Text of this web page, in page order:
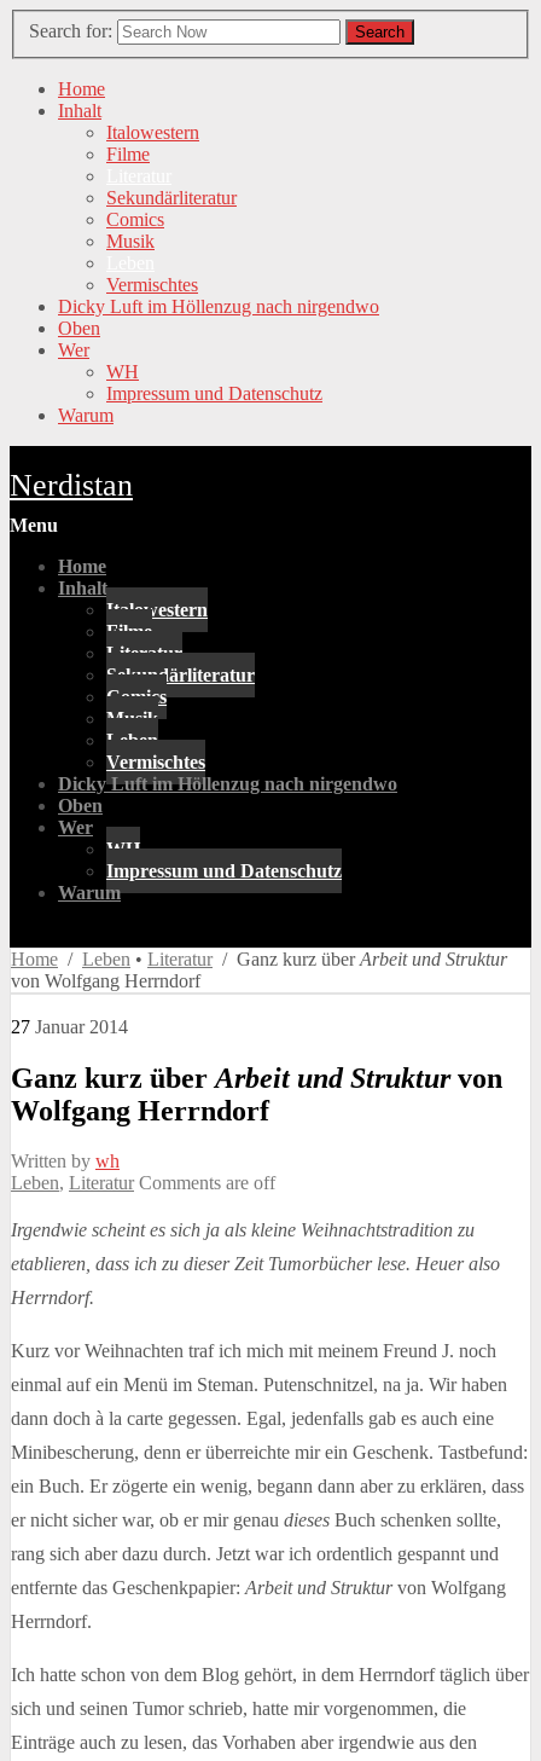
Search for: Search
Home
Inhalt
Italowestern
Filme
Sekundärliteratur
Comics
Musik
Vermischtes
Dicky Luft im Höllenzug nach nirgendwo
Oben
Wer
WH
Impressum und Datenschutz
Warum
Nerdistan
Menu
Home
Inhalt
Italowestern
Filme
Literatur
Sekundärliteratur
Comics
Musik
Leben
Vermischtes
Dicky Luft im Höllenzug nach nirgendwo
Oben
Wer
WH
Impressum und Datenschutz
Warum
Home / Leben • Literatur/ Ganz kurz überArbeit und Struktur
von Wolfgang Herrndorf
27 Januar 2014
Ganz kurz über Arbeit und Strukturvon
Wolfgang Herrndorf
Written by wh
Leben, Literatur Comments are off
Irgendwie scheint es sich ja als kleine Weihnachtstradition zu
etablieren, dass ich zu dieser Zeit Tumorbücher lese. Heuer also
Herrndorf.
Kurz vor Weihnachten traf ich mich mit meinem Freund J. noch
einmal auf ein Menü im Steman. Putenschnitzel, na ja. Wir haben
dann doch à la carte gegessen. Egal, jedenfalls gab es auch eine
Minibescherung, denn er überreichte mir ein Geschenk. Tastbefund:
ein Buch. Er zögerte ein wenig, begann dann aber zu erklären, dass
er nicht sicher war, ob er mir genau dieses Buch schenken sollte,
rang sich aber dazu durch. Jetzt war ich ordentlich gespannt und
entfernte das Geschenkpapier:Arbeit und Strukturvon Wolfgang
Herrndorf.
Ich hatte schon von dem Blog gehört, in dem Herrndorf täglich über
sich und seinen Tumor schrieb, hatte mir vorgenommen, die
Einträge auch zu lesen, das Vorhaben aber irgendwie aus den